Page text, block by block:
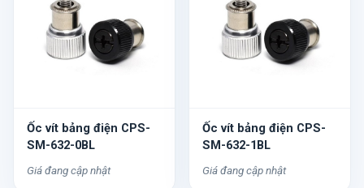
Ốc vít bảng điện CPS-
SM-632-0BL
Giá đang cập nhật
Ốc vít bảng điện CPS-
SM-632-1BL
Giá đang cập nhật